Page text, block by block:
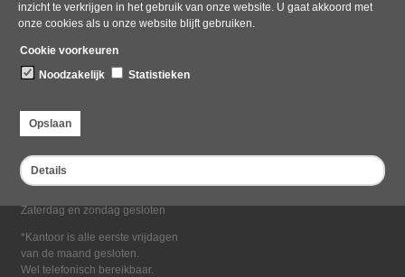
inzicht te verkrijgen in het gebruik van onze website. U gaat akkoord met
onze cookies als u onze website blijft gebruiken.
Cookie voorkeuren
Noodzakelijk
Statistieken
Opslaan
Details
Bezoekadres
Dampten 2, 1624 NR Hoorn
Postbus 2095, 1620 EB Hoorn
Openingstijden kantoor
Maandag tot en met vrijdag*
van 08:00 tot 16:30
Zaterdag en zondag gesloten
*Kantoor is alle eerste vrijdagen
van de maand gesloten.
Wel telefonisch bereikbaar.